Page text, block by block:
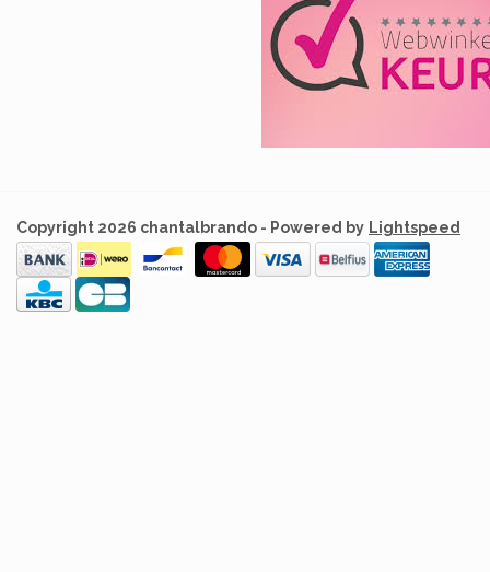
Copyright 2026 chantalbrando - Powered by Lightspeed